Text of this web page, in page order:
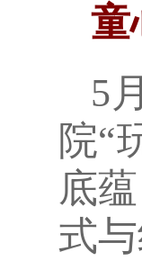
童
5
院“
底
式